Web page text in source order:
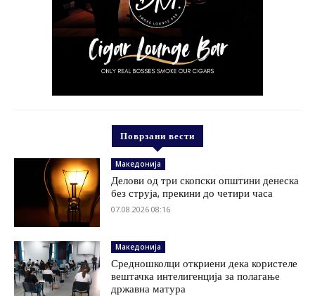
Поврзани вести
Македонија
Делови од три скопски општини денеска
без струја, прекини до четири часа
07.08.2026 08:16
Македонија
Средношколци откриени дека користеле
вештачка интелигенција за полагање
државна матура